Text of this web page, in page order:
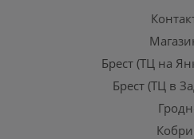
Брест (ТЦ на
Брест (ТЦ в